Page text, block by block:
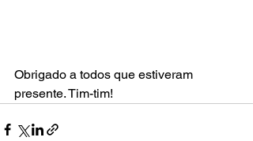
Obrigado a todos que estiveram
presente. Tim-tim!